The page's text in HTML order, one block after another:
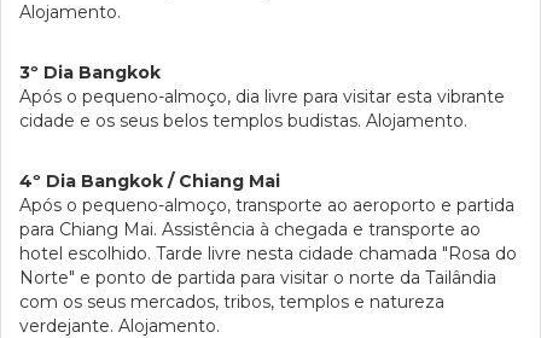
Alojamento.
3º Dia Bangkok
Após o pequeno-almoço, dia livre para visitar esta vibrante
cidade e os seus belos templos budistas. Alojamento.
4º Dia Bangkok / Chiang Mai
Após o pequeno-almoço, transporte ao aeroporto e partida
para Chiang Mai. Assistência à chegada e transporte ao
hotel escolhido. Tarde livre nesta cidade chamada "Rosa do
Norte" e ponto de partida para visitar o norte da Tailândia
com os seus mercados, tribos, templos e natureza
verdejante. Alojamento.